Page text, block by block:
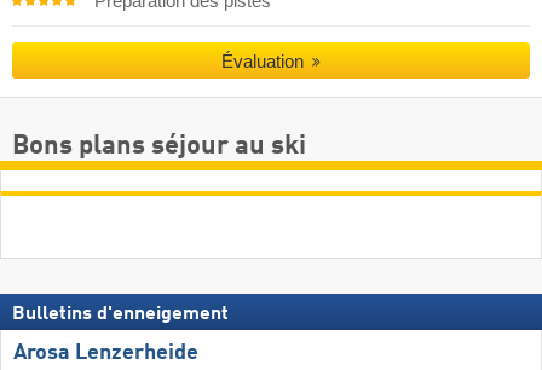
Évaluation
Bons plans séjour au ski
Bulletins d'enneigement
Arosa Lenzerheide